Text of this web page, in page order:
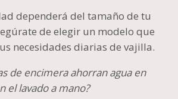
dependerá del tamaño de tu
de elegir un modelo que
necesidades diarias de vajilla.
de encimera ahorran agua en
el lavado a mano?